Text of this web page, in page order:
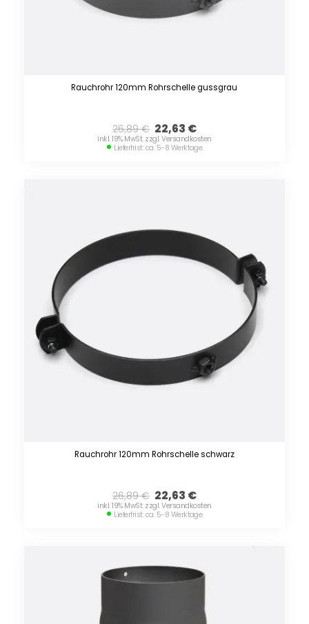
Rauchrohr 120mm Rohrschelle gussgrau
26,89€ 22,63 €
inkl. 19% MwSt. zzgl. Versandkosten
Lieferfrist: ca. 5-8 Werktage.
Rauchrohr 120mm Rohrschelle schwarz
26,89€ 22,63 €
inkl. 19% MwSt. zzgl. Versandkosten
Lieferfrist: ca. 5-8 Werktage.